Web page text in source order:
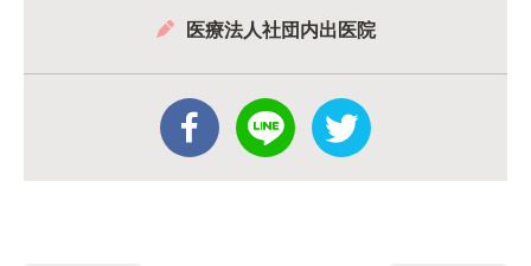
医療法人社団内出医院